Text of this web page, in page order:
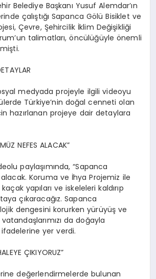
Belediye Başkanı Yusuf Alemdar’ın
çalıştığı Sapanca Gölü Bisiklet ve
Çevre, Şehircilik İklim Değişikliği
talimatları, öncülüğüyle önemli
medyada projeyle ilgili videoyu
Türkiye’nin doğal cenneti olan
hazırlanan projeye dair detaylara
NEFES ALACAK”
paylaşımında, “Sapanca
Koruma ve İhya Projemiz ile
yapıları ve iskeleleri kaldırıp
çıkaracağız. Sapanca
dengesini korurken yürüyüş ve
da doğayla
ifadelerine yer verdi.
ÇIKIYORUZ”
değerlendirmelerde bulunan